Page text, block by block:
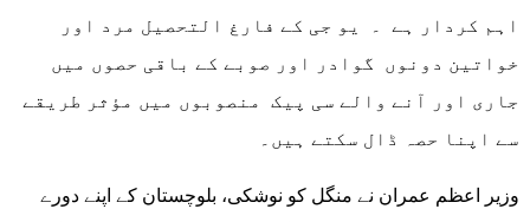
اہم کردار ہے ۔ یو جی کے فارغ التحصیل مرد اور
خواتین دونوں گوادر اور صوبے کے باقی حصوں میں
جاری اور آنے والے سی پیک منصوبوں میں مؤثر طریقے
سے اپنا حصہ ڈال سکتے ہیں۔